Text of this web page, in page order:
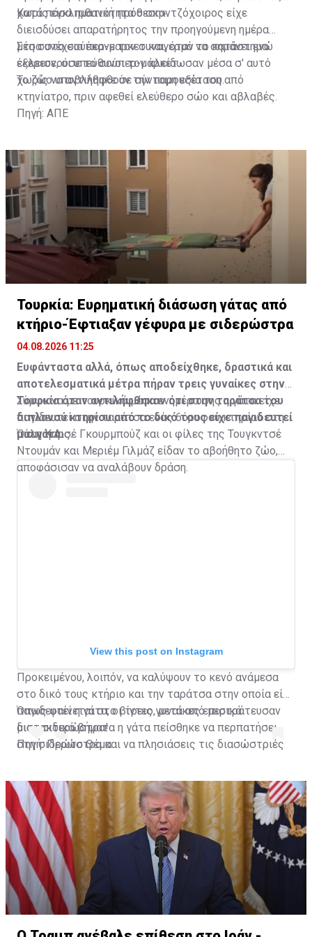
χωρίς εγκληματική πρόθεση».
Κατά πάσα πιθανότητα ο σκαντζόχοιρος είχε
διεισδύσει απαρατήρητος την προηγούμενη ημέρα
μέσα στο σούπερ-μαρκετ και, όταν το κατάστημα
έκλεισε, οι υπεύθυνοι τον κλείδωσαν μέσα σ' αυτό
χωρίς να αντιληφθούν την παρουσία του.
Στη συνέχεια έκανε τον συναγερμό να σημάνει ενώ
εξερευνούσε το σούπερ-μάρκετ.
Το ζώο υποβλήθηκε σε σύντομη εξέταση από
κτηνίατρο, πριν αφεθεί ελεύθερο σώο και αβλαβές.
Πηγή: ΑΠΕ
Τουρκία: Ευρηματική διάσωση γάτας από
κτήριο-Έφτιαξαν γέφυρα με σιδερώστρα
04.08.2026 11:25
Ευφάνταστα αλλά, όπως αποδείχθηκε, δραστικά και
αποτελεσματικά μέτρα πήραν τρεις γυναίκες στην
Τουρκία όταν αντιλήφθηκαν ότι στην ταράτσα του
διπλανού κτηρίου από το δικό τους είχε παγιδευτεί
μια γάτα.
Σύμφωνα με τουρκικά μέσα ενημέρωσης η γάτα είχε
παγιδευτεί στην ταράτσα ενός 6όροφου κτηρίου στην
πόλη Καρς.
Όταν η Αισέ Γκουρμπούζ και οι φίλες της Τουγκντσέ
Ντουμάν και Μεριέμ Γιλμάζ είδαν το αβοήθητο ζώο,
αποφάσισαν να αναλάβουν δράση.
View this post on Instagram
A post shared by Habertürk TV (@haberturktv)
Προκειμένου, λοιπόν, να καλύψουν το κενό ανάμεσα
στο δικό τους κτήριο και την ταράτσα στην οποία είχε
παγιδευτεί η γάτα, οι τρεις γυναίκες επιστράτευσαν
μια... σιδερώστρα!
Όπως φαίνεται στο βίντεο, μετά από μερικά
διστακτικά βήματα η γάτα πείσθηκε να περπατήσει
στη σιδερώστρα και να πλησιάσεις τις διασώστριές
Πηγή: Πρώτο Θέμα